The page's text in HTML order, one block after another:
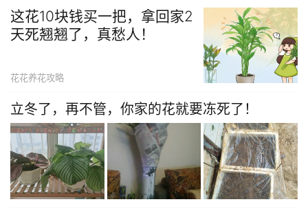
这花10块钱买一把，拿回家2
天死翘翘了，真愁人！
花花养花攻略
立冬了，再不管，你家的花就要冻死了！